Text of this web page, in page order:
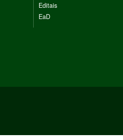
Editais
EaD